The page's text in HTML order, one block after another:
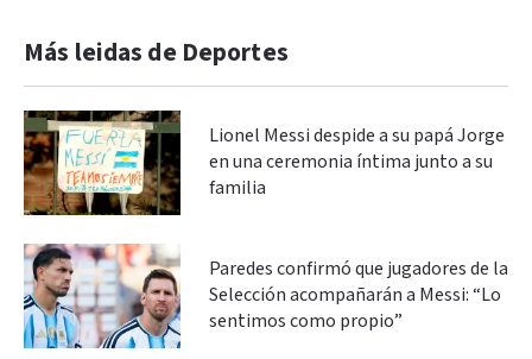
Más leidas de Deportes
Lionel Messi despide a su papá Jorge
en una ceremonia íntima junto a su
familia
Paredes confirmó que jugadores de la
Selección acompañarán a Messi: “Lo
sentimos como propio”